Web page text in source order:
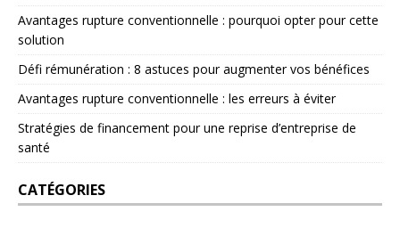
Avantages rupture conventionnelle : pourquoi opter pour cette
solution
Défi rémunération : 8 astuces pour augmenter vos bénéfices
Avantages rupture conventionnelle : les erreurs à éviter
Stratégies de financement pour une reprise d’entreprise de
santé
CATÉGORIES